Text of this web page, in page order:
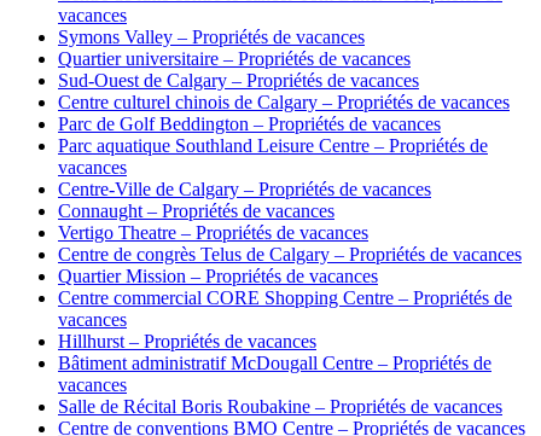
vacances
Symons Valley – Propriétés de vacances
Quartier universitaire – Propriétés de vacances
Sud-Ouest de Calgary – Propriétés de vacances
Centre culturel chinois de Calgary – Propriétés de vacances
Parc de Golf Beddington – Propriétés de vacances
Parc aquatique Southland Leisure Centre – Propriétés de
vacances
Centre-Ville de Calgary – Propriétés de vacances
Connaught – Propriétés de vacances
Vertigo Theatre – Propriétés de vacances
Centre de congrès Telus de Calgary – Propriétés de vacances
Quartier Mission – Propriétés de vacances
Centre commercial CORE Shopping Centre – Propriétés de
vacances
Hillhurst – Propriétés de vacances
Bâtiment administratif McDougall Centre – Propriétés de
vacances
Salle de Récital Boris Roubakine – Propriétés de vacances
Centre de conventions BMO Centre – Propriétés de vacances